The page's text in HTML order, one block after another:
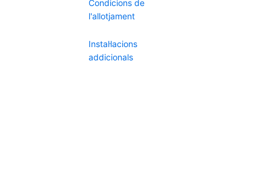
Condicions de
l'allotjament
Instal·lacions
addicionals